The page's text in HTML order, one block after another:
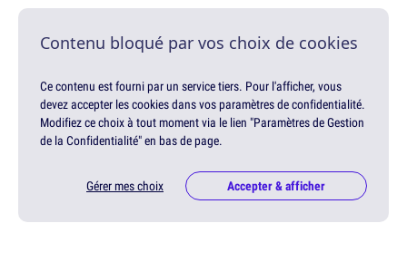
Contenu bloqué par vos choix de cookies
Ce contenu est fourni par un service tiers. Pour l'afficher, vous
devez accepter les cookies dans vos paramètres de confidentialité.
Modifiez ce choix à tout moment via le lien "Paramètres de Gestion
de la Confidentialité" en bas de page.
Gérer mes choix Accepter & afficher